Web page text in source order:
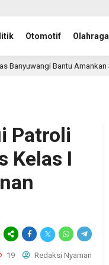
Otomotif Olahraga
Stok PMI 1 hari lalu
Patroli
Kelas I
19 Redaksi Nyaman